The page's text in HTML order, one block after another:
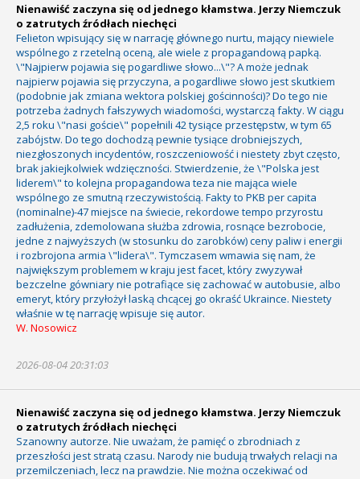
Nienawiść zaczyna się od jednego kłamstwa. Jerzy Niemczuk
o zatrutych źródłach niechęci
Felieton wpisujący się w narrację głównego nurtu, mający niewiele
wspólnego z rzetelną oceną, ale wiele z propagandową papką.
\"Najpierw pojawia się pogardliwe słowo...\"? A może jednak
najpierw pojawia się przyczyna, a pogardliwe słowo jest skutkiem
(podobnie jak zmiana wektora polskiej gościnności)? Do tego nie
potrzeba żadnych fałszywych wiadomości, wystarczą fakty. W ciągu
2,5 roku \"nasi goście\" popełnili 42 tysiące przestępstw, w tym 65
zabójstw. Do tego dochodzą pewnie tysiące drobniejszych,
niezgłoszonych incydentów, roszczeniowość i niestety zbyt często,
brak jakiejkolwiek wdzięczności. Stwierdzenie, że \"Polska jest
liderem\" to kolejna propagandowa teza nie mająca wiele
wspólnego ze smutną rzeczywistością. Fakty to PKB per capita
(nominalne)-47 miejsce na świecie, rekordowe tempo przyrostu
zadłużenia, zdemolowana służba zdrowia, rosnące bezrobocie,
jedne z najwyższych (w stosunku do zarobków) ceny paliw i energii
i rozbrojona armia \"lidera\". Tymczasem wmawia się nam, że
największym problemem w kraju jest facet, który zwyzywał
bezczelne gówniary nie potrafiące się zachować w autobusie, albo
emeryt, który przyłożył laską chcącej go okraść Ukraince. Niestety
właśnie w tę narrację wpisuje się autor.
W. Nosowicz
2026-08-04 20:31:03
Nienawiść zaczyna się od jednego kłamstwa. Jerzy Niemczuk
o zatrutych źródłach niechęci
Szanowny autorze. Nie uważam, że pamięć o zbrodniach z
przeszłości jest stratą czasu. Narody nie budują trwałych relacji na
przemilczeniach, lecz na prawdzie. Nie można oczekiwać od